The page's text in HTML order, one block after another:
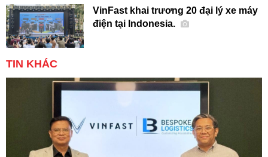
VinFast khai trương 20 đại lý xe máy
điện tại Indonesia.
TIN KHÁC